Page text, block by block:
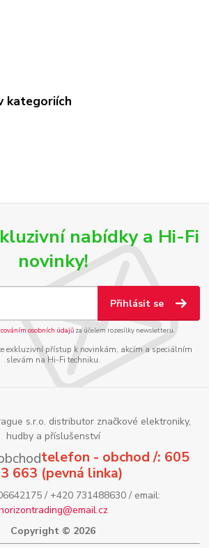
kategoriích
nabídky a Hi-Fi
novinky!
Přihlásit se
osobních údajůza účelem rozesílky newsletteru.
exkluzivní přístup k novinkám, akcím a speciálním
slevám na Hi-Fi techniku.
s.r.o. distributor značkové elektroniky,
hudby a příslušenství
telefon - obchod /: 605
663 (pevná linka)
/ +420 731488630 / email:
Copyright © 2026